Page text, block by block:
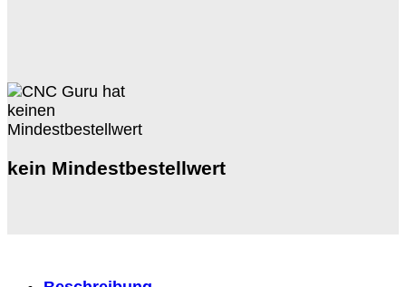
kein Mindestbestellwert